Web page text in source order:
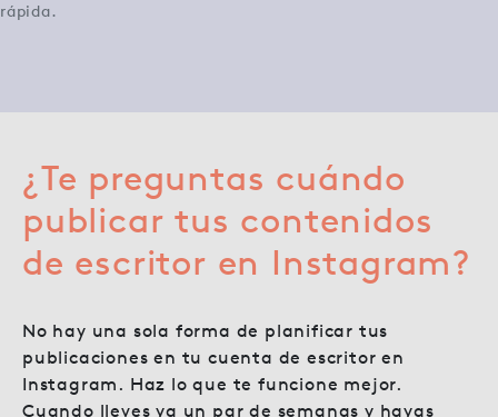
rápida.
¿Te preguntas cuándo
publicar tus contenidos
de escritor en Instagram?
No hay una sola forma de planificar tus
publicaciones en tu cuenta de escritor en
Instagram. Haz lo que te funcione mejor.
Cuando lleves ya un par de semanas y hayas